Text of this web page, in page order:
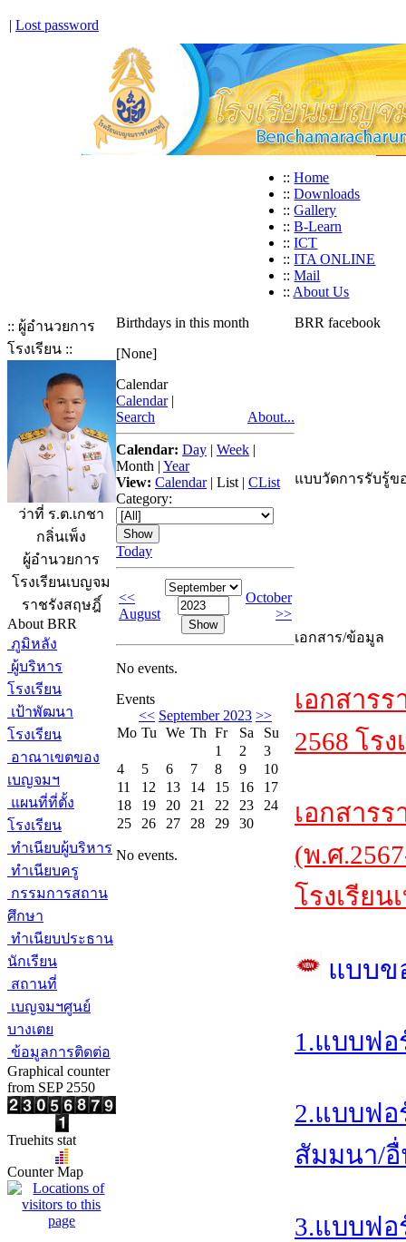
| Lost password
:: Home
:: Downloads
:: Gallery
:: B-Learn
:: ICT
:: ITA ONLINE
:: Mail
:: About Us
:: ผู้อำนวยการ
โรงเรียน ::
ว่าที่ ร.ต.เกชา
กลิ่นเพ็ง
ผู้อำนวยการ
โรงเรียนเบญจม
ราชรังสฤษฎิ์
About BRR
ภูมิหลัง
ผู้บริหาร
โรงเรียน
เป้าพัฒนา
โรงเรียน
อาณาเขตของ
เบญจมฯ
แผนที่ที่ตั้ง
โรงเรียน
ทำเนียบผู้บริหาร
ทำเนียบครู
กรรมการสถาน
ศึกษา
ทำเนียบประธาน
นักเรียน
สถานที่
เบญจมฯศูนย์
บางเตย
ข้อมูลการติดต่อ
Graphical counter
from SEP 2550
Truehits stat
Counter Map
Birthdays in this month
[None]
Calendar
Calendar |
Search
About...
Calendar: Day | Week |
Month | Year
View: Calendar| List | CList
Category:
Today
<<
August
October
>>
No events.
Events
<< September 2023 >>
Mo Tu We Th Fr Sa
Su
1
2
3
4
5 6 7 8 9
10
11
12 13 14 15 16
17
18
19 20 21 22 23
24
25
26 27 28 29 30
No events.
BRR facebook
แบบวัดการรับรู้ข
เอกสาร/ข้อมูล
เอกสาร
2568 โร
เอกสาร
(พ.ศ
โรงเรีย
แบบข
1.แบบฟ
2.แบบฟ
สัมมนา/
3.แบบฟอ